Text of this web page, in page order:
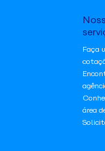
Faça
área